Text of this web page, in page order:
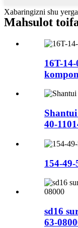
Xabaringizni shu
Mahsulot
16T-
40-
154-
sd16
63-